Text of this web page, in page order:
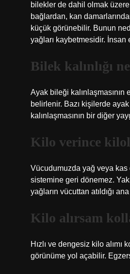
bilekler de dahil olmak
bağlardan, kan
küçük görünebilir. Bunun
yağları kaybetmesidir.
Bilek kalınlığı
Ayak bileği kalınlaşmasının
belirlenir. Bazı kişilerde
kalınlaşmasının bir diğer
Kilo verince
Vücudumuzda yağ veya kas
sistemine geri dönemez.
yağların vücuttan atıldığı
Kilo alırsam
Hızlı ve dengesiz kilo
görünüme yol açabilir.